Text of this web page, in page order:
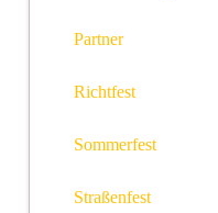
Partner
Richtfest
Sommerfest
Straßenfest